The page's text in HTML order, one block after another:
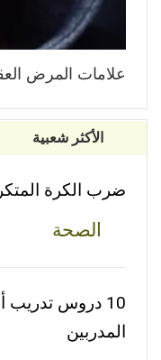
علامات المرض
الأكثر شعبية
ضرب الكرة
الصحة
10 دروس تدريب
المدربين